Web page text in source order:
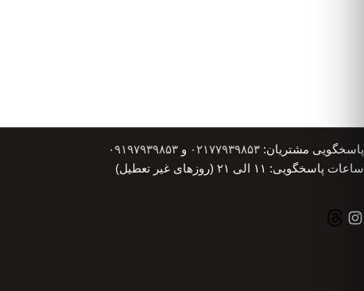
پاسخگویی مشتریان: ۰۲۱۷۷۹۳۹۸۵۳ و ۰۹۱۹۷۹۳۹۸۵۳
ساعات پاسخگویی: ۱۱ الی ۲۱ (روزهای غیر تعطیل)